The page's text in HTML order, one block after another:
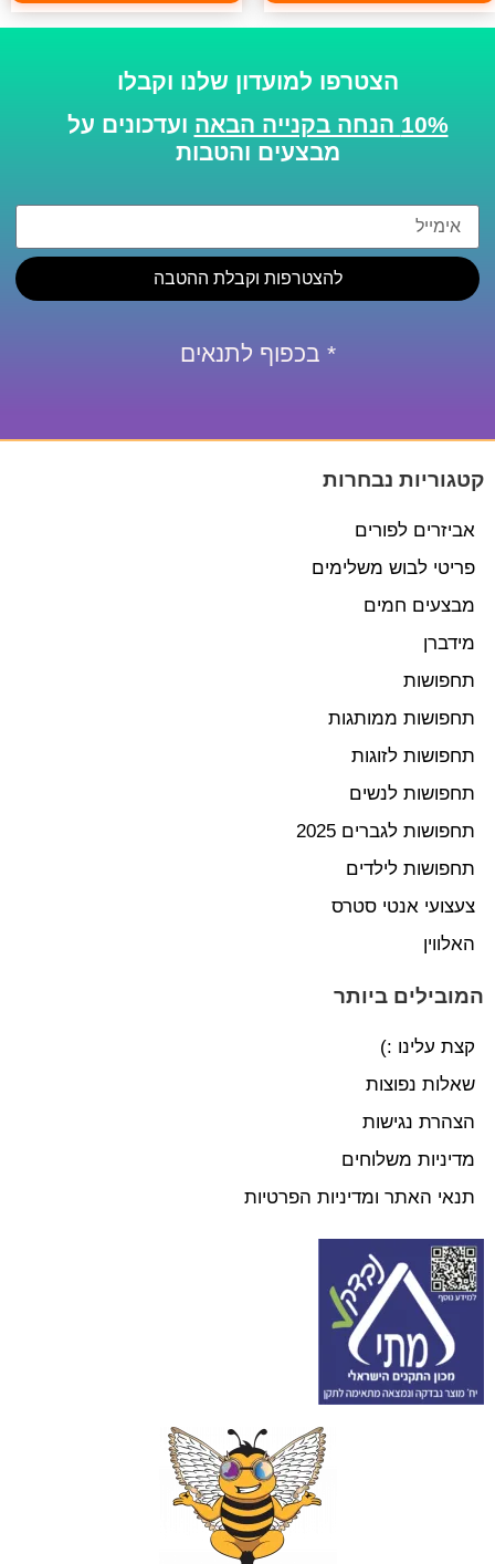
הצטרפו למועדון שלנו וקבלו
10% הנחה בקנייה הבאה
ועדכונים על
מבצעים והטבות
להצטרפות וקבלת ההטבה
* בכפוף לתנאים
קטגוריות נבחרות
אביזרים לפורים
פריטי לבוש משלימים
מבצעים חמים
מידברן
תחפושות
תחפושות ממותגות
תחפושות לזוגות
תחפושות לנשים
תחפושות לגברים 2025
תחפושות לילדים
צעצועי אנטי סטרס
האלווין
המובילים ביותר
קצת עלינו :)
שאלות נפוצות
הצהרת נגישות
מדיניות משלוחים
תנאי האתר ומדיניות הפרטיות